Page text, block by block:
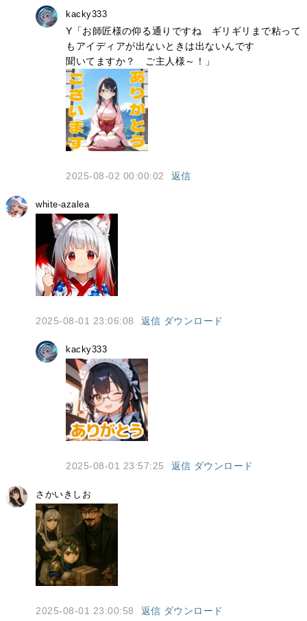
kacky333
Y「お師匠様の仰る通りですね　ギリギリまで粘って
もアイディアが出ないときは出ないんです
聞いてますか？　ご主人様～！」
2025-08-02 00:00:02 返信
white-azalea
2025-08-01 23:06:08 返信 ダウンロード
kacky333
2025-08-01 23:57:25 返信 ダウンロード
さかいきしお
2025-08-01 23:00:58 返信 ダウンロード